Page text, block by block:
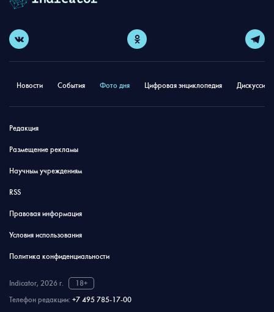
Новости События Фото дня Цифровая энциклопедия
Редакция
Размещение рекламы
Научным учреждениям
RSS
Правовая информация
Условия использования
Политика конфиденциальности
Indicator, 2026 г.
18+
Телефон редакции: +7 495 785-17-00